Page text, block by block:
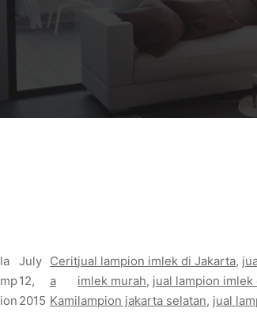
la
mp
ion
July
12,
2015
Cerit
a
Kami
jual lampion imlek di Jakarta,
imlek murah, jual lampion imlek
lampion jakarta selatan, jual